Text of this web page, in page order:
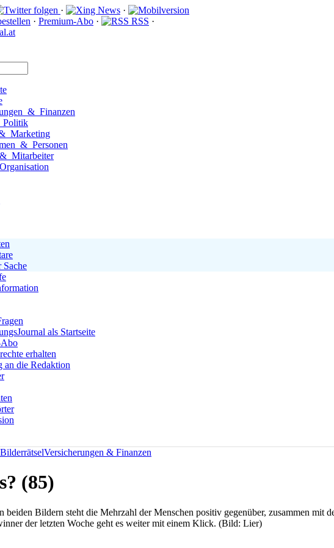
·
·
· Premium-Abo · RSS ·
& Finanzen
Marketing
& Personen
Mitarbeiter
Sache
als Startseite
erhalten
an die Redaktion
BilderrätselVersicherungen & Finanzen
(85)
beiden Bildern steht die Mehrzahl der Menschen positiv gegenüber, zusammen
der letzten Woche geht es weiter mit einem Klick. (Bild: Lier)